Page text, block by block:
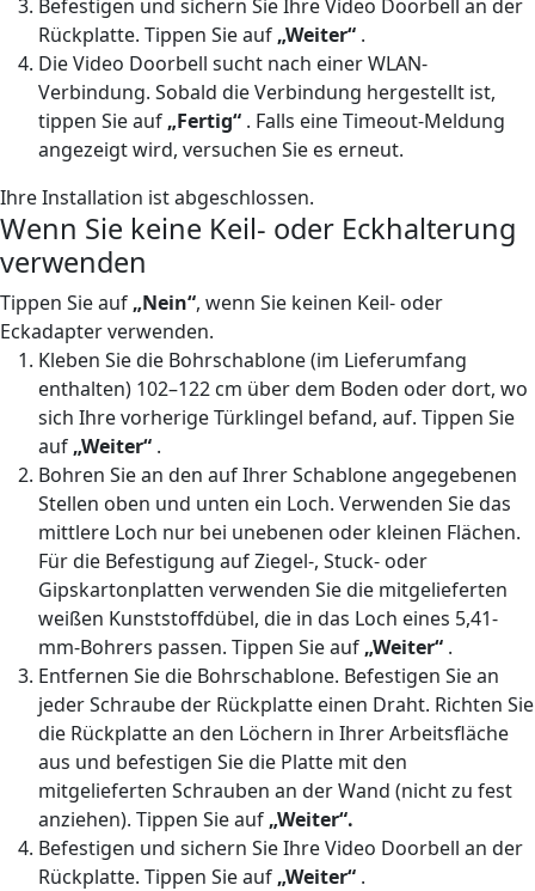
Befestigen und sichern Sie Ihre Video Doorbell an der
Rückplatte. Tippen Sie auf „Weiter“ .
Die Video Doorbell sucht nach einer WLAN-
Verbindung. Sobald die Verbindung hergestellt ist,
tippen Sie auf „Fertig“ . Falls eine Timeout-Meldung
angezeigt wird, versuchen Sie es erneut.
Ihre Installation ist abgeschlossen.
Wenn Sie keine Keil- oder Eckhalterung
verwenden
Tippen Sie auf „Nein“, wenn Sie keinen Keil- oder
Eckadapter verwenden.
Kleben Sie die Bohrschablone (im Lieferumfang
enthalten) 102–122 cm über dem Boden oder dort, wo
sich Ihre vorherige Türklingel befand, auf. Tippen Sie
auf „Weiter“ .
Bohren Sie an den auf Ihrer Schablone angegebenen
Stellen oben und unten ein Loch. Verwenden Sie das
mittlere Loch nur bei unebenen oder kleinen Flächen.
Für die Befestigung auf Ziegel-, Stuck- oder
Gipskartonplatten verwenden Sie die mitgelieferten
weißen Kunststoffdübel, die in das Loch eines 5,41-
mm-Bohrers passen. Tippen Sie auf „Weiter“ .
Entfernen Sie die Bohrschablone. Befestigen Sie an
jeder Schraube der Rückplatte einen Draht. Richten Sie
die Rückplatte an den Löchern in Ihrer Arbeitsfläche
aus und befestigen Sie die Platte mit den
mitgelieferten Schrauben an der Wand (nicht zu fest
anziehen). Tippen Sie auf „Weiter“.
Befestigen und sichern Sie Ihre Video Doorbell an der
Rückplatte. Tippen Sie auf „Weiter“ .